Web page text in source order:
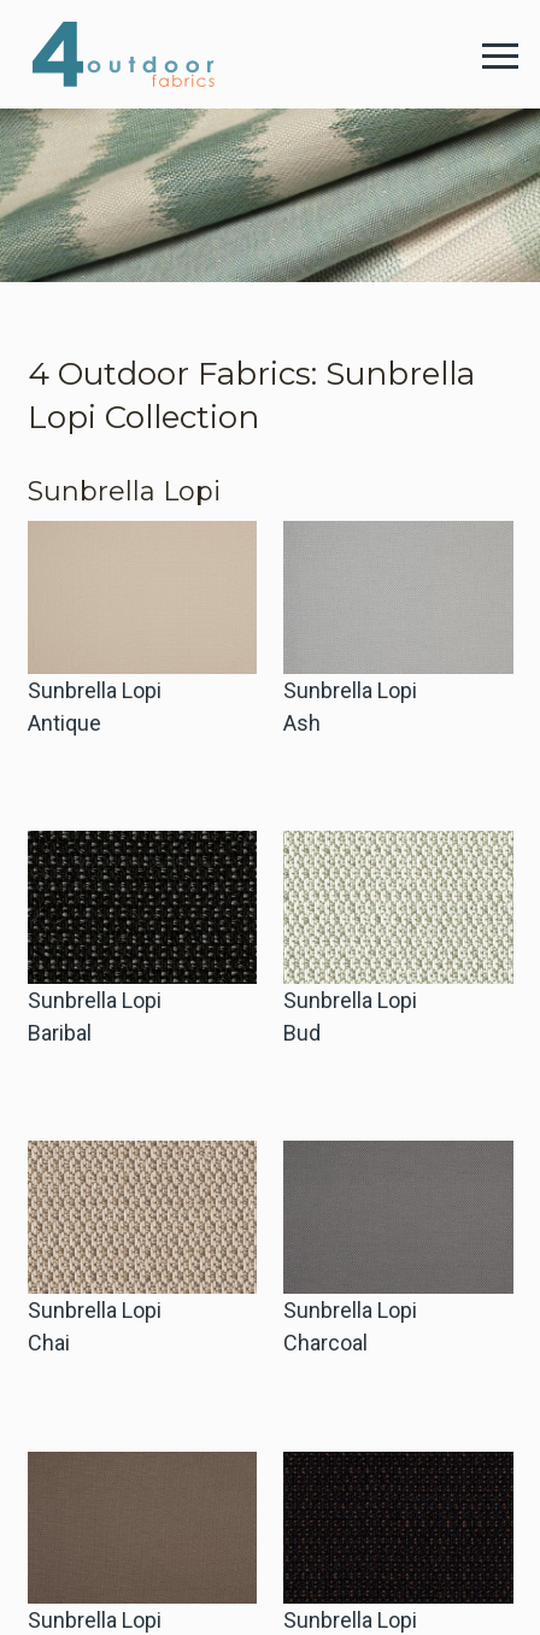
4
4 Outdoor Fabrics: Sunbrella
Lopi Collection
Sunbrella Lopi
Sunbrella Lopi
Antique
Sunbrella Lopi
Ash
Sunbrella Lopi
Baribal
Sunbrella Lopi
Bud
Sunbrella Lopi
Chai
Sunbrella Lopi
Charcoal
Sunbrella Lopi
Sunbrella Lopi
Menu
4 Outdoor Fabrics
Stoffe
Webshop
Probe-Anfrage
Konto
Einloggen
Anmelden
Sprache
English
Nederlands